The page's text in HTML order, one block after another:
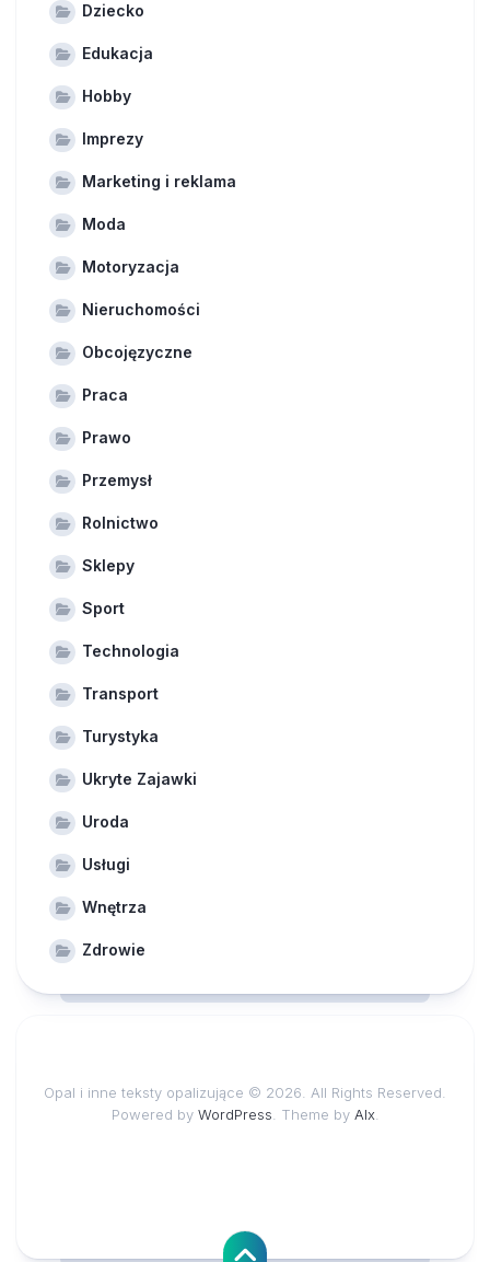
Dziecko
Edukacja
Hobby
Imprezy
Marketing i reklama
Moda
Motoryzacja
Nieruchomości
Obcojęzyczne
Praca
Prawo
Przemysł
Rolnictwo
Sklepy
Sport
Technologia
Transport
Turystyka
Ukryte Zajawki
Uroda
Usługi
Wnętrza
Zdrowie
Opal i inne teksty opalizujące © 2026. All Rights Reserved.
Powered by WordPress . Theme by Alx